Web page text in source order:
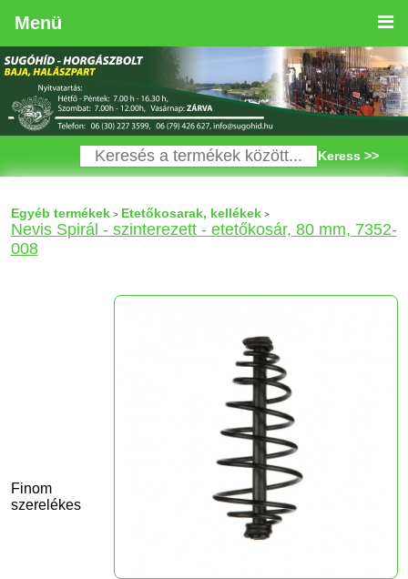
Menü
Keress >>
Egyéb termékek> Etetőkosarak, kellékek>
Nevis Spirál - szinterezett - etetőkosár, 80 mm, 7352-
008
Finom
szerelékes